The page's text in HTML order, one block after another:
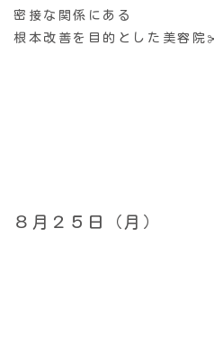
密接な関係にある
根本改善を目的とした美容院
８月２５日（月）